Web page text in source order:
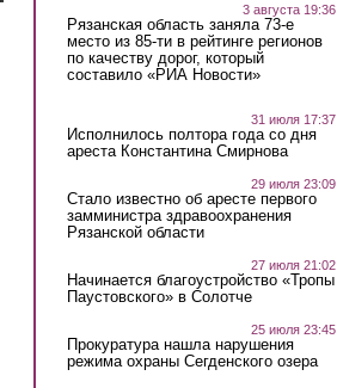
3 августа 19:36
Рязанская область заняла 73-е
место из 85-ти в рейтинге регионов
по качеству дорог, который
составило «РИА Новости»
31 июля 17:37
Исполнилось полтора года со дня
ареста Константина Смирнова
29 июля 23:09
Стало известно об аресте первого
замминистра здравоохранения
Рязанской области
27 июля 21:02
Начинается благоустройство «Тропы
Паустовского» в Солотче
25 июля 23:45
Прокуратура нашла нарушения
режима охраны Сегденского озера